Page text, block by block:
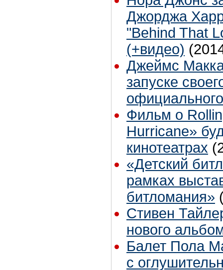
Джорджа
"Behind That
(+видео)
Джеймс
запуске
Фильм о
Hurricane»
кинотеатрах
«Детский
рамках
битломания»
Стивен
нового
Балет Пола
с